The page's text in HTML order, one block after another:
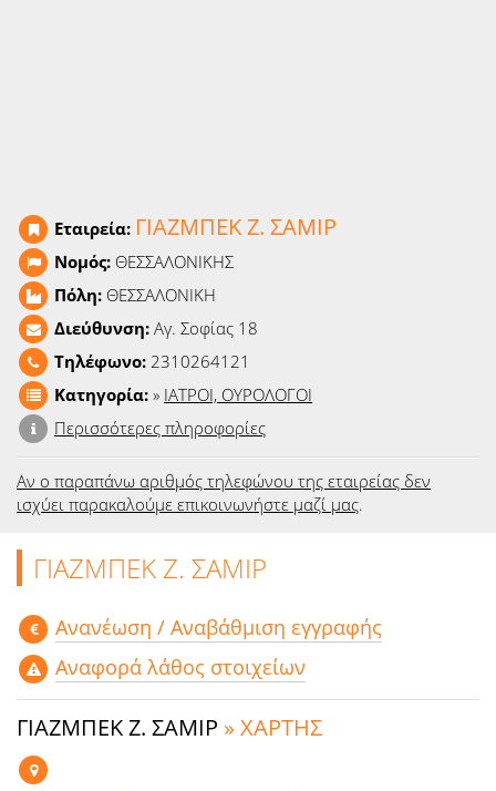
Εταιρεία: ΓΙΑΖΜΠΕΚ Ζ. ΣΑΜΙΡ
Νομός: ΘΕΣΣΑΛΟΝΙΚΗΣ
Πόλη: ΘΕΣΣΑΛΟΝΙΚΗ
Διεύθυνση: Αγ. Σοφίας 18
Τηλέφωνο: 2310264121
Κατηγορία: » ΙΑΤΡΟΙ, ΟΥΡΟΛΟΓΟΙ
Περισσότερες πληροφορίες
Αν ο παραπάνω αριθμός τηλεφώνου της εταιρείας δεν
ισχύει παρακαλούμε επικοινωνήστε μαζί μας.
ΓΙΑΖΜΠΕΚ Ζ. ΣΑΜΙΡ
Aνανέωση / Αναβάθμιση εγγραφής
Αναφορά λάθος στοιχείων
ΓΙΑΖΜΠΕΚ Ζ. ΣΑΜΙΡ » ΧΑΡΤΗΣ